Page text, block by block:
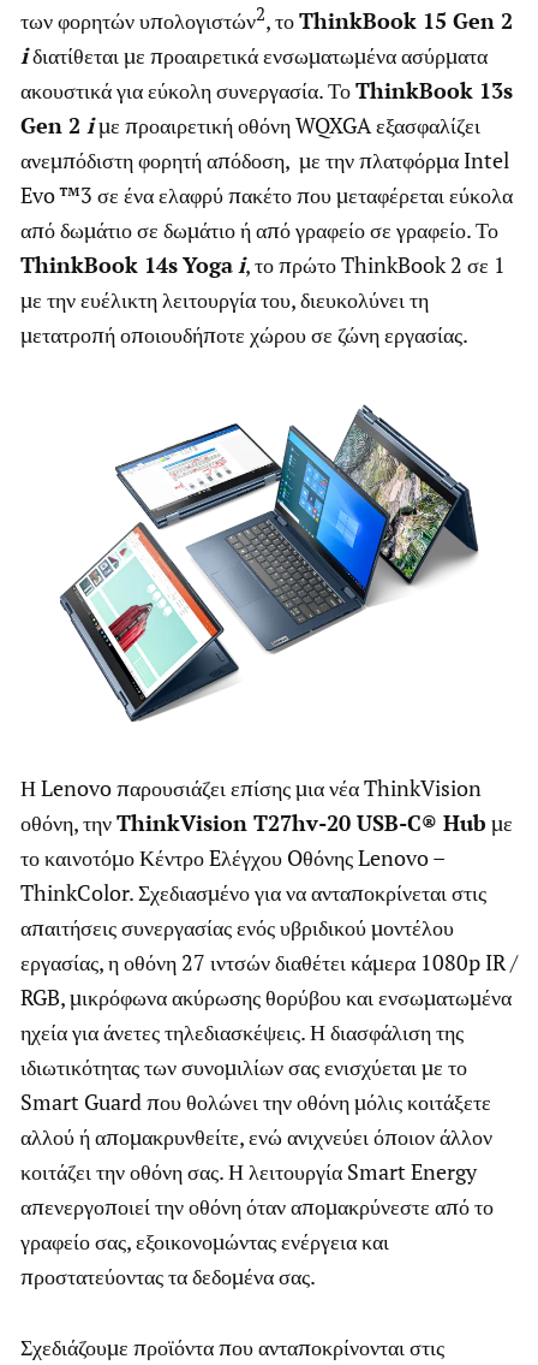
των φορητών υπολογιστών2, τοThinkBook 15 Gen 2
iδιατίθεται με προαιρετικά ενσωματωμένα ασύρματα
ακουστικά για εύκολη συνεργασία. ΤοThinkBook 13s
Gen 2 iμε προαιρετική οθόνη WQXGA εξασφαλίζει
ανεμπόδιστη φορητή απόδοση, με την πλατφόρμα Intel
Evo ™3 σε ένα ελαφρύ πακέτο που μεταφέρεται εύκολα
από δωμάτιο σε δωμάτιο ή από γραφείο σε γραφείο. Το
ThinkBook 14sYogai, το πρώτο ThinkBook 2 σε 1
με την ευέλικτη λειτουργία του, διευκολύνει τη
μετατροπή οποιουδήποτε χώρου σε ζώνη εργασίας.
Η Lenovo παρουσιάζει επίσης μια νέα ThinkVision
οθόνη, τηνThinkVision T27hv-20 USB-C® Hub με
το καινοτόμο Κέντρο Eλέγχου Oθόνης Lenovo –
ThinkColor. Σχεδιασμένο για να ανταποκρίνεται στις
απαιτήσεις συνεργασίας ενός υβριδικού μοντέλου
εργασίας, η οθόνη 27 ιντσών διαθέτει κάμερα 1080p IR /
RGB, μικρόφωνα ακύρωσης θορύβου και ενσωματωμένα
ηχεία για άνετες τηλεδιασκέψεις. Η διασφάλιση της
ιδιωτικότητας των συνομιλίων σας ενισχύεται με το
Smart Guard που θολώνει την οθόνη μόλις κοιτάξετε
αλλού ή απομακρυνθείτε, ενώ ανιχνεύει όποιον άλλον
κοιτάζει την οθόνη σας. Η λειτουργία Smart Energy
απενεργοποιεί την οθόνη όταν απομακρύνεστε από το
γραφείο σας, εξοικονομώντας ενέργεια και
προστατεύοντας τα δεδομένα σας.
Σχεδιάζουμε προϊόντα που ανταποκρίνονται στις